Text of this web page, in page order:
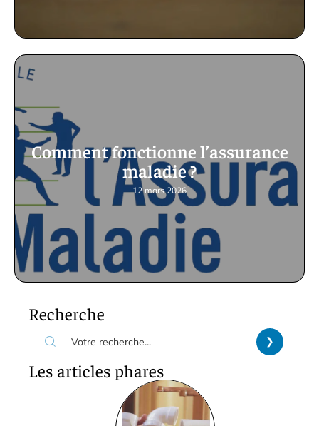
Comment fonctionne l’assurance
maladie ?
12 mars 2026
Recherche
Les articles phares